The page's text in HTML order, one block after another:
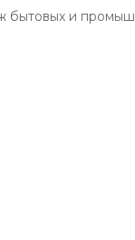
бытовых и